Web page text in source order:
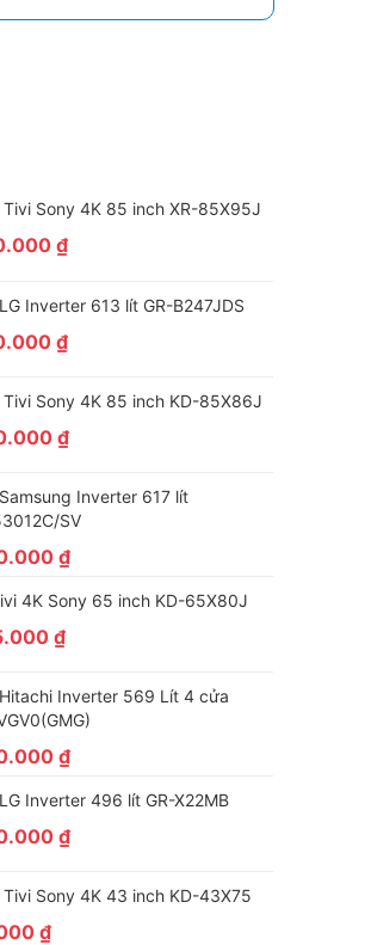
Tivi Sony 4K 85 inch XR-85X95J
₫
Inverter 613 lít GR-B247JDS
₫
Tivi Sony 4K 85 inch KD-85X86J
₫
Inverter 617 lít
SV
₫
4K Sony 65 inch KD-65X80J
₫
Inverter 569 Lít 4 cửa
₫
Inverter 496 lít GR-X22MB
₫
Tivi Sony 4K 43 inch KD-43X75
₫